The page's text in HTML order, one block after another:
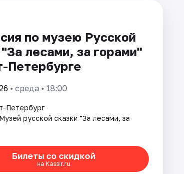
по музею Русской
лесами, за горами"
Петербурге
• среда • 18:00
Петербург
Музей русской сказки "За лесами, за
Билеты со скидкой
на Kassir.ru